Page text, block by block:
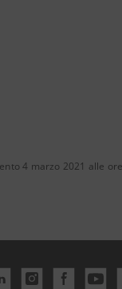
4 marzo 2021 alle